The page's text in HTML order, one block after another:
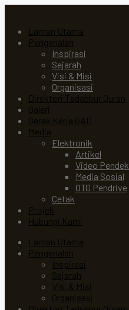
Laman Utama
Pengenalan
Inspirasi
Sejarah
Visi & Misi
Organisasi
Direktori Tadabbur Quran
Galeri
Gerak Kerja GAD
Media
Elektronik
Artikel
Video Pendek
Media Sosial
OTG Pendrive
Cetak
Projek
Hubungi Kami
Laman Utama
Pengenalan
Inspirasi
Sejarah
Visi & Misi
Organisasi